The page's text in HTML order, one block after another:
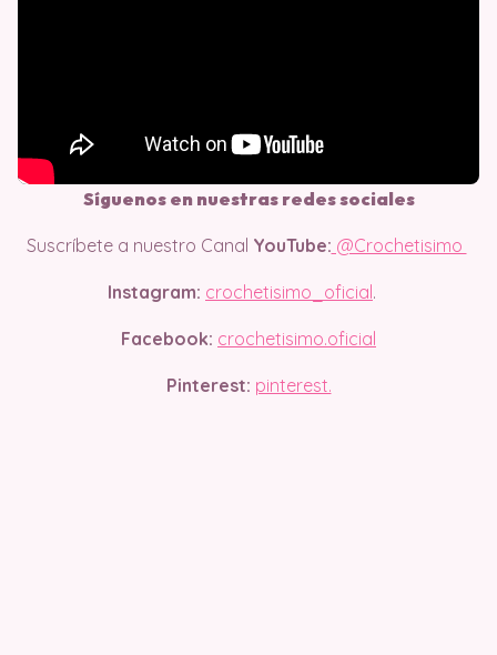
Síguenos en nuestras redes sociales
Suscríbete a nuestro Canal YouTube: @Crochetisimo
Instagram: crochetisimo_oficial .
Facebook: crochetisimo.oficial
Pinterest: pinterest.